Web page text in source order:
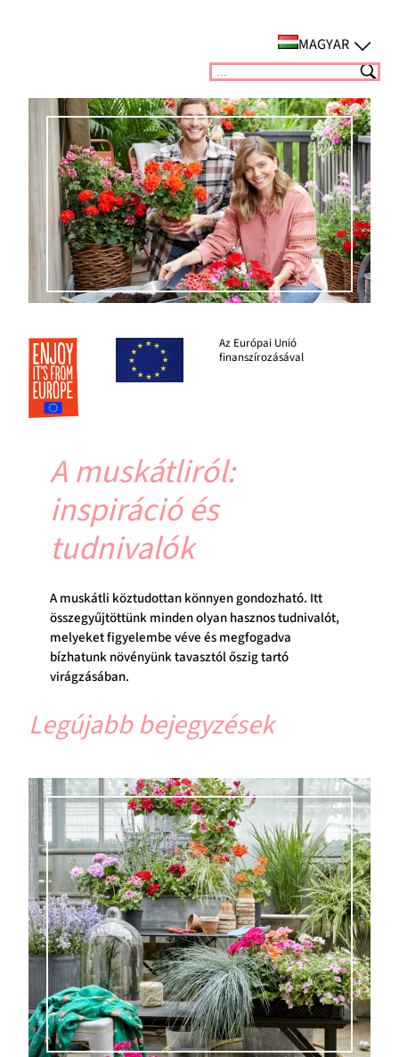
MAGYAR
Suchen
Az Európai Unió
finanszírozásával
A muskátliról:
inspiráció és
tudnivalók
A muskátli köztudottan könnyen gondozható. Itt
összegyűjtöttünk minden olyan hasznos tudnivalót,
melyeket figyelembe véve és megfogadva
bízhatunk növényünk tavasztól őszig tartó
virágzásában.
Legújabb bejegyzések